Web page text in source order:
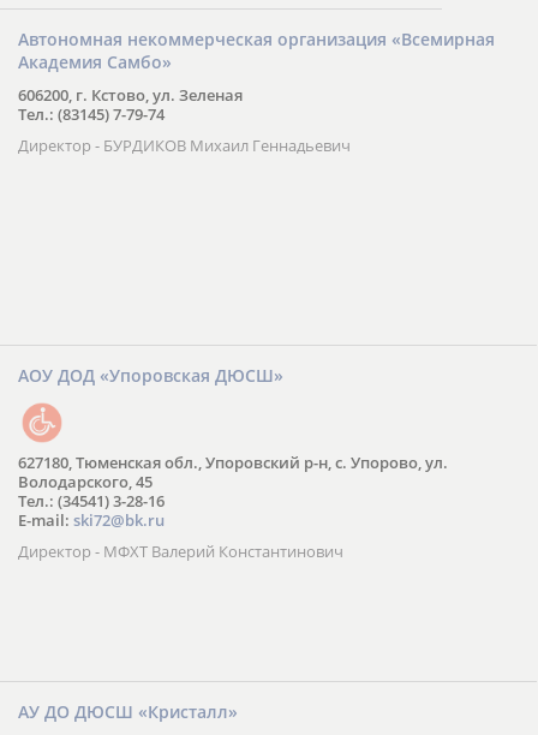
Автономная некоммерческая организация «Всемирная
Академия Самбо»
606200, г. Кстово, ул. Зеленая
Тел.: (83145) 7-79-74
Директор - БУРДИКОВ Михаил Геннадьевич
АОУ ДОД «Упоровская ДЮСШ»
627180, Тюменская обл., Упоровский р-н, с. Упорово, ул.
Володарского, 45
Тел.: (34541) 3-28-16
E-mail: ski72@bk.ru
Директор - МФХТ Валерий Константинович
АУ ДО ДЮСШ «Кристалл»